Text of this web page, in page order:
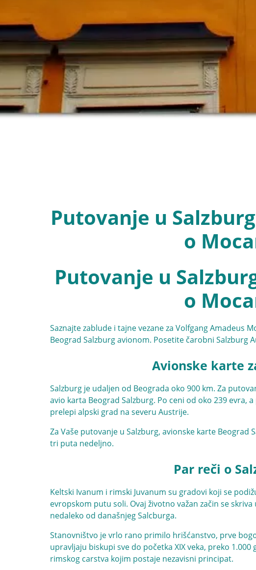
Putovanje u
o
Putovanje u
o
Saznajte zablude i tajne vezane za Volfgang Amadeus
Beograd Salzburg avionom. Posetite čarobni Salzburg
Avionske karte
Salzburg je udaljen od Beograda oko 900 km. Za
avio karta Beograd Salzburg. Po ceni od oko 239 evra,
prelepi alpski grad na severu Austrije.
Za Vaše putovanje u Salzburg, avionske karte
tri puta nedeljno.
Par reči o
Keltski Ivanum i rimski Juvanum su gradovi koji se
evropskom putu soli. Ovaj životno važan začin se
nedaleko od današnjeg Salcburga.
Stanovništvo je vrlo rano primilo hrišćanstvo, prve
upravljaju biskupi sve do početka XIX veka, preko
rimskog carstva kojim postaje nezavisni principat.